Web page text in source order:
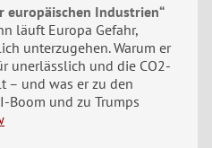
europäischen Industrien“
läuft Europa Gefahr,
unterzugehen. Warum er
unerlässlich und die CO2-
– und was er zu den
Boom und zu Trumps